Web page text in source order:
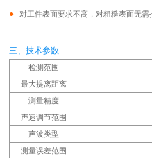
● 对工件表面要求不高，对粗糙表面无需
三、技术参数
检测范围
最大提离距离
测量精度
声速调节范围
声波类型
测量误差范围